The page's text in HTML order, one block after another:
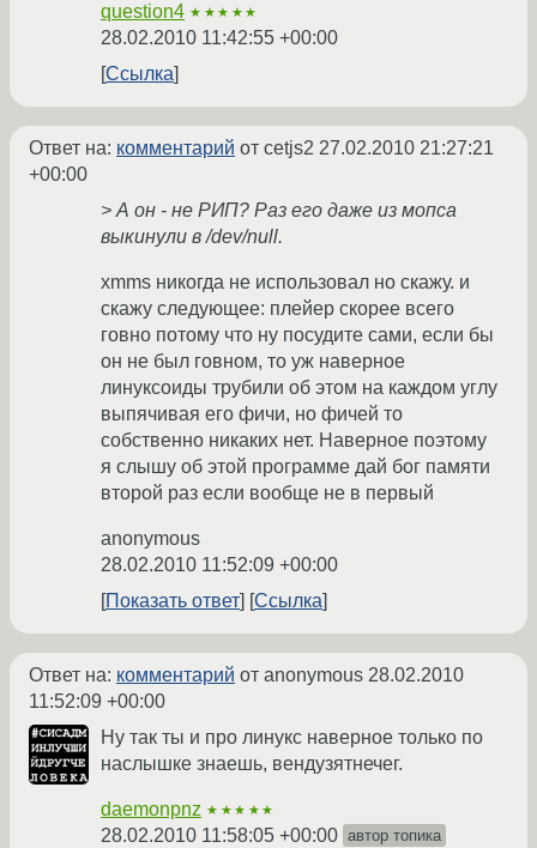
question4 ★★★★★
28.02.2010 11:42:55 +00:00
Ссылка
Ответ на: комментарий от cetjs2 27.02.2010 21:27:21
+00:00
> А он - не РИП? Раз его даже из мопса
выкинули в /dev/null.
xmms никогда не использовал но скажу. и
скажу следующее: плейер скорее всего
говно потому что ну посудите сами, если бы
он не был говном, то уж наверное
линуксоиды трубили об этом на каждом углу
выпячивая его фичи, но фичей то
собственно никаких нет. Наверное поэтому
я слышу об этой программе дай бог памяти
второй раз если вообще не в первый
anonymous
28.02.2010 11:52:09 +00:00
Показать ответ
Ссылка
Ответ на: комментарий от anonymous 28.02.2010
11:52:09 +00:00
Ну так ты и про линукс наверное только по
наслышке знаешь, вендузятнечег.
daemonpnz ★★★★★
28.02.2010 11:58:05 +00:00 автор топика